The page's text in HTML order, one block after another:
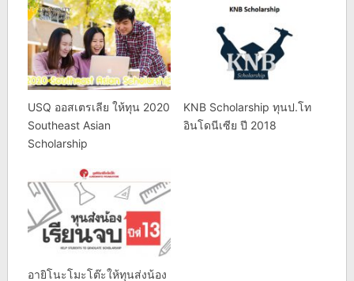
USQ ออสเตรเลีย ให้ทุน 2020
Southeast Asian
Scholarship
KNB Scholarship ทุนป.โท
อินโดนีเซีย ปี 2018
อายิโนะโมะโต๊ะให้ทุนส่งน้อง